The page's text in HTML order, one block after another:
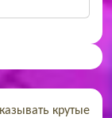
крутые